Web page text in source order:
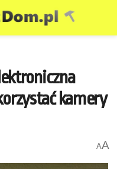
kamery
AA